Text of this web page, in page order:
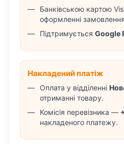
Банківською картою
оформленні
Підтримується Google
Накладений платіж
Оплата у відділенні
отриманні товару.
Комісія перевізника —
накладеного платежу.